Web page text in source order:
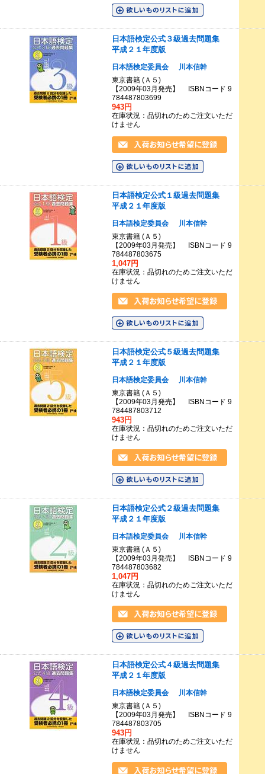
日本語検定公式３級過去問題集
平成２１年度版
日本語検定委員会
川本信幹
東京書籍 (Ａ５)
【2009年03月発売】 ISBNコード 9
784487803699
943円
在庫状況：品切れのためご注文いただ
けません
日本語検定公式１級過去問題集
平成２１年度版
日本語検定委員会
川本信幹
東京書籍 (Ａ５)
【2009年03月発売】 ISBNコード 9
784487803675
1,047円
在庫状況：品切れのためご注文いただ
けません
日本語検定公式５級過去問題集
平成２１年度版
日本語検定委員会
川本信幹
東京書籍 (Ａ５)
【2009年03月発売】 ISBNコード 9
784487803712
943円
在庫状況：品切れのためご注文いただ
けません
日本語検定公式２級過去問題集
平成２１年度版
日本語検定委員会
川本信幹
東京書籍 (Ａ５)
【2009年03月発売】 ISBNコード 9
784487803682
1,047円
在庫状況：品切れのためご注文いただ
けません
日本語検定公式４級過去問題集
平成２１年度版
日本語検定委員会
川本信幹
東京書籍 (Ａ５)
【2009年03月発売】 ISBNコード 9
784487803705
943円
在庫状況：品切れのためご注文いただ
けません